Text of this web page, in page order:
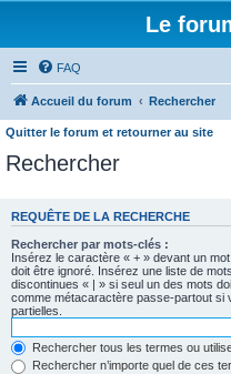
Le
FAQ
Accueil du forum Rechercher
Quitter le forum et retourner au site
Rechercher
REQUÊTE DE LA RECHERCHE
Rechercher par mots-clés :
Insérez le caractère « + » devant un
doit être ignoré. Insérez une liste de
discontinues « | » si seul un des mots
comme métacaractère passe-partout
partielles.
Rechercher tous les termes ou
Rechercher n’importe quel de ces